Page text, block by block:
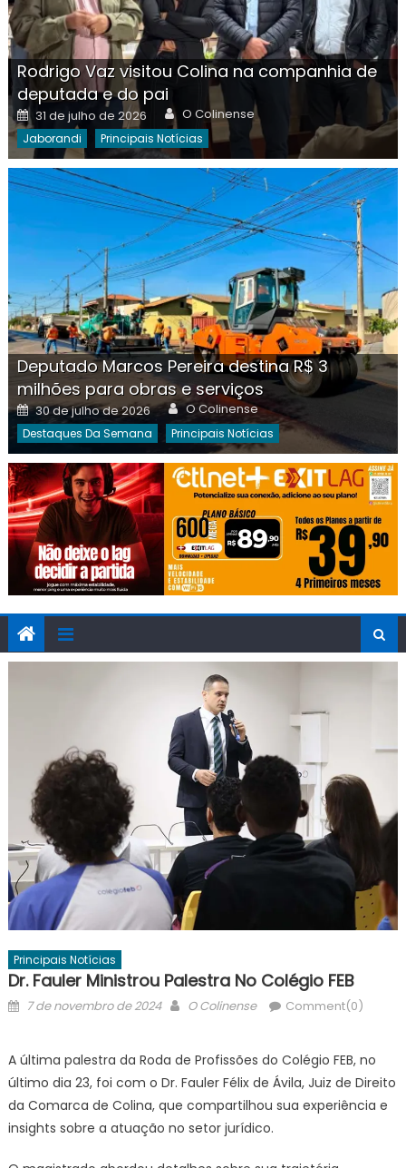
Rodrigo Vaz visitou Colina na companhia de
deputada e do pai
Posted
on
31 de julho de 2026 Author
O Colinense
Jaborandi Principais Notícias
Deputado Marcos Pereira destina R$ 3
milhões para obras e serviços
Posted
on
30 de julho de 2026 Author
O Colinense
Destaques Da Semana Principais Notícias
Principais Notícias
Dr. Fauler Ministrou Palestra No Colégio FEB
Posted
7 de novembro de 2024 Author
O Colinense Comment(0)
A última palestra da Roda de Profissões do Colégio FEB, no
último dia 23, foi com o Dr. Fauler Félix de Ávila, Juiz de Direito
da Comarca de Colina, que compartilhou sua experiência e
insights sobre a atuação no setor jurídico.